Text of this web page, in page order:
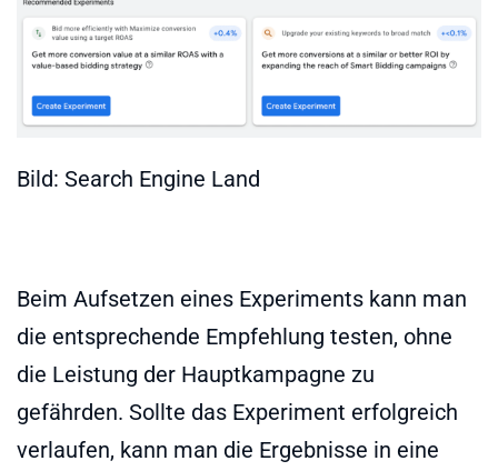
Bild: Search Engine Land
Beim Aufsetzen eines Experiments kann man
die entsprechende Empfehlung testen, ohne
die Leistung der Hauptkampagne zu
gefährden. Sollte das Experiment erfolgreich
verlaufen, kann man die Ergebnisse in eine